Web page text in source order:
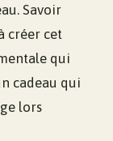
Savoir
créer cet
qui
cadeau qui
lors